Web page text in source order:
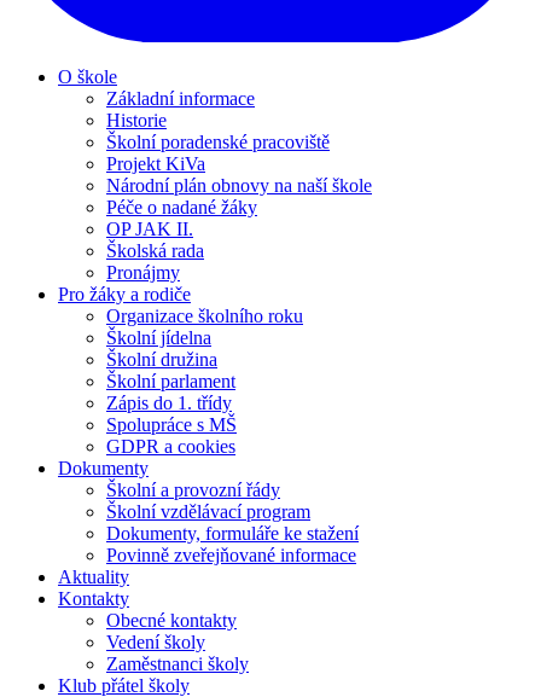
O škole
Základní informace
Historie
Školní poradenské pracoviště
Projekt KiVa
Národní plán obnovy na naší škole
Péče o nadané žáky
OP JAK II.
Školská rada
Pronájmy
Pro žáky a rodiče
Organizace školního roku
Školní jídelna
Školní družina
Školní parlament
Zápis do 1. třídy
Spolupráce s MŠ
GDPR a cookies
Dokumenty
Školní a provozní řády
Školní vzdělávací program
Dokumenty, formuláře ke stažení
Povinně zveřejňované informace
Aktuality
Kontakty
Obecné kontakty
Vedení školy
Zaměstnanci školy
Klub přátel školy